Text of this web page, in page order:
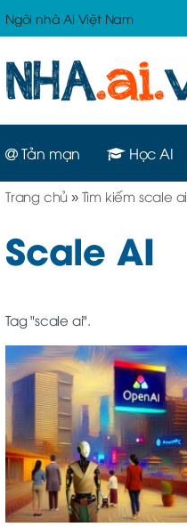
Ngôi nhà AI Việt Nam
Tản mạn Học AI
Trang chủ » Tìm kiếm scale ai
Scale AI
Tag "scale ai".